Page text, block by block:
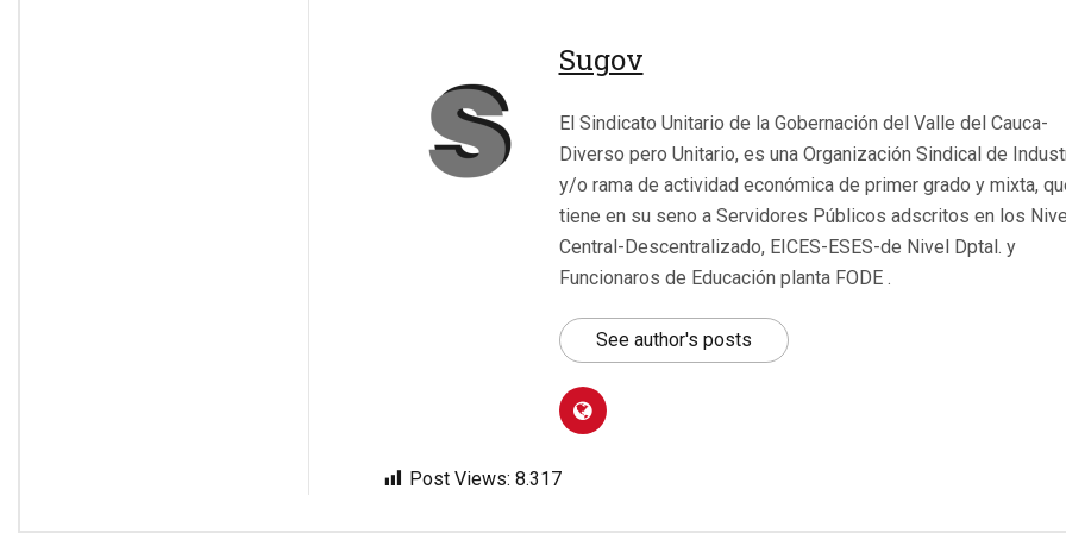
Sugov
El Sindicato Unitario de la Gobernación del Valle del Cauca-
Diverso pero Unitario, es una Organización Sindical de
y/o rama de actividad económica de primer grado y mixta,
tiene en su seno a Servidores Públicos adscritos en los
Central-Descentralizado, EICES-ESES-de Nivel Dptal. y
Funcionaros de Educación planta FODE .
See author's posts
Post Views: 8.317